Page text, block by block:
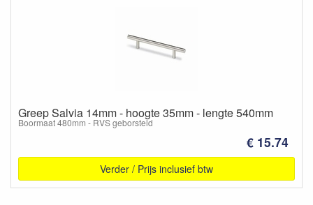
Greep Salvia 14mm - hoogte 35mm - lengte 540mm
Boormaat 480mm - RVS geborsteld
€ 15.74
Verder / Prijs inclusief btw